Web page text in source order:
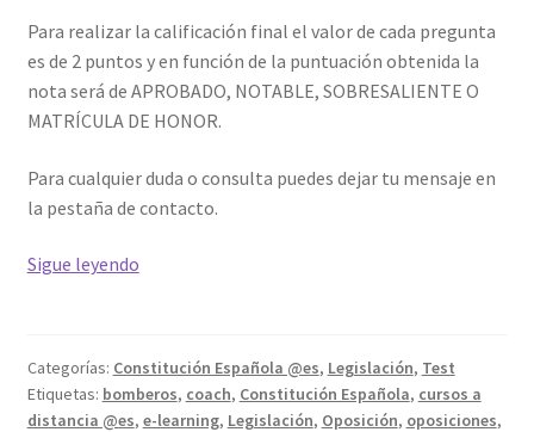
Para realizar la calificación final el valor de cada pregunta
es de 2 puntos y en función de la puntuación obtenida la
nota será de APROBADO, NOTABLE, SOBRESALIENTE O
MATRÍCULA DE HONOR.
Para cualquier duda o consulta puedes dejar tu mensaje en
la pestaña de contacto.
Sigue leyendoLa
1978
#3
Categorías: Constitución Española @es, Legislación, Test
Etiquetas: bomberos, coach, Constitución Española, cursos a
distancia @es, e-learning, Legislación, Oposición, oposiciones,